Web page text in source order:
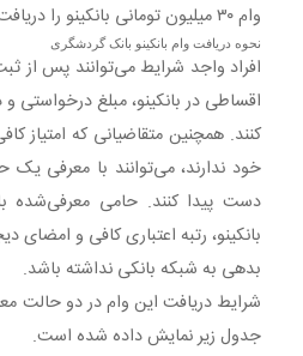
وام ۳۰ میلیون تومانی بانکینو را دریافت کنند.
نحوه دریافت وام بانکینو بانک گردشگری
افراد واجد شرایط می‌توانند پس از
اقساطی در بانکینو، مبلغ درخواستی و
کنند. همچنین متقاضیانی که امتیاز
خود ندارند، می‌توانند با معرفی
دست پیدا کنند. حامی معرفی‌شده
بانکینو، رتبه اعتباری کافی و
بدهی به شبکه بانکی نداشته باشد.
شرایط دریافت این وام در دو حالت
جدول زیر نمایش داده شده است.